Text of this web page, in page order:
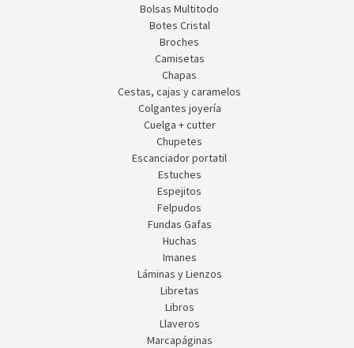
Bolsas Multitodo
Botes Cristal
Broches
Camisetas
Chapas
Cestas, cajas y caramelos
Colgantes joyería
Cuelga + cutter
Chupetes
Escanciador portatil
Estuches
Espejitos
Felpudos
Fundas Gafas
Huchas
Imanes
Láminas y Lienzos
Libretas
Libros
Llaveros
Marcapáginas